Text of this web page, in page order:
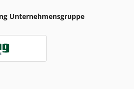
Unternehmensgruppe